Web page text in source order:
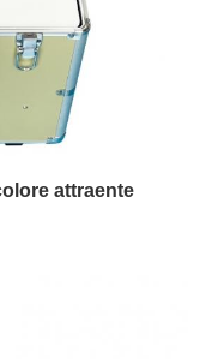
attraente